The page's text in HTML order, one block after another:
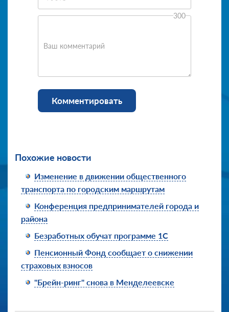
Ваш комментарий
300
Комментировать
Похожие новости
Изменение в движении общественного
транспорта по городским маршрутам
Конференция предпринимателей города и
района
Безработных обучат программе 1С
Пенсионный Фонд сообщает о снижении
страховых взносов
"Брейн-ринг" снова в Менделеевске